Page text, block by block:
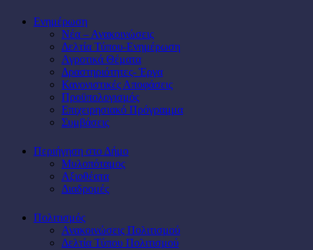
Ενημέρωση
Νέα – Ανακοινώσεις
Δελτία Τύπου-Ενημέρωση
Αγροτικά Θέματα
Δραστηριότητες- Έργα
Κανονιστικές Αποφάσεις
Προϋπολογισμός
Επιχειρησιακό Πρόγραμμα
Συμβάσεις
Περιήγηση στο Δήμο
Μυλοπόταμος
Αξιοθέατα
Διαδρομές
Πολιτισμός
Ανακοινώσεις Πολιτισμού
Δελτία Τύπου Πολιτισμού